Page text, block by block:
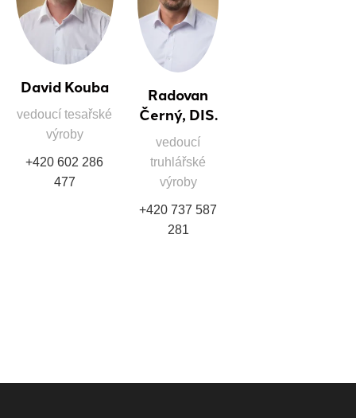
David Kouba
vedoucí tesařské
výroby
+420 602 286
477
Radovan
Černý, DIS.
vedoucí
truhlářské
výroby
+420 737 587
281